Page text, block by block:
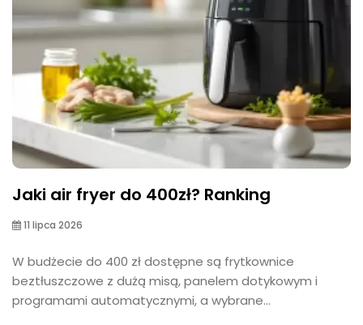
Jaki air fryer do 400zł? Ranking
11 lipca 2026
W budżecie do 400 zł dostępne są frytkownice
beztłuszczowe z dużą misą, panelem dotykowym i
programami automatycznymi, a wybrane...